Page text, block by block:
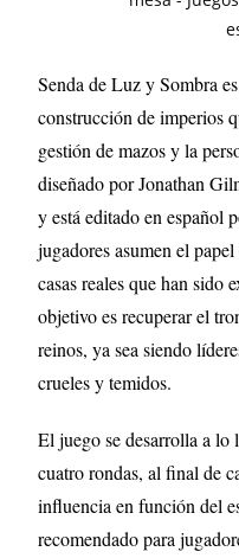
Senda de Luz y Sombra
construcción de imperios
gestión de mazos y la
diseñado por Jonathan
y está editado en español
jugadores asumen el
casas reales que han sido
objetivo es recuperar el
reinos, ya sea siendo
crueles y temidos.
El juego se desarrolla a lo
cuatro rondas, al final de
influencia en función del
recomendado para